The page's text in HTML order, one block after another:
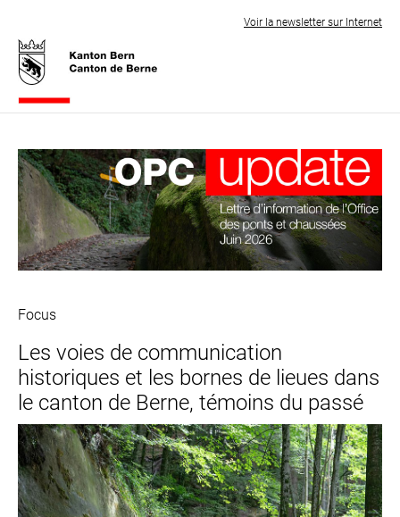
Voir la newsletter sur Internet
Focus
Les voies de communication
historiques et les bornes de lieues dans
le canton de Berne, témoins du passé